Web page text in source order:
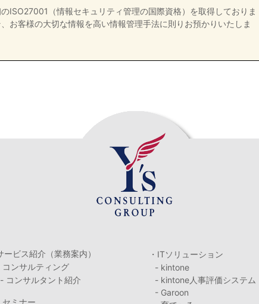
ISO27001（情報セキュリティ管理の国際資格）を取得しておりま
お客様の大切な情報を高い情報管理手法に則りお預かりいたしま
ービス紹介（業務案内）
コンサルティング
- コンサルタント紹介
セミナー
・ITソリューション
- kintone
- kintone人事評価システム
- Garoon